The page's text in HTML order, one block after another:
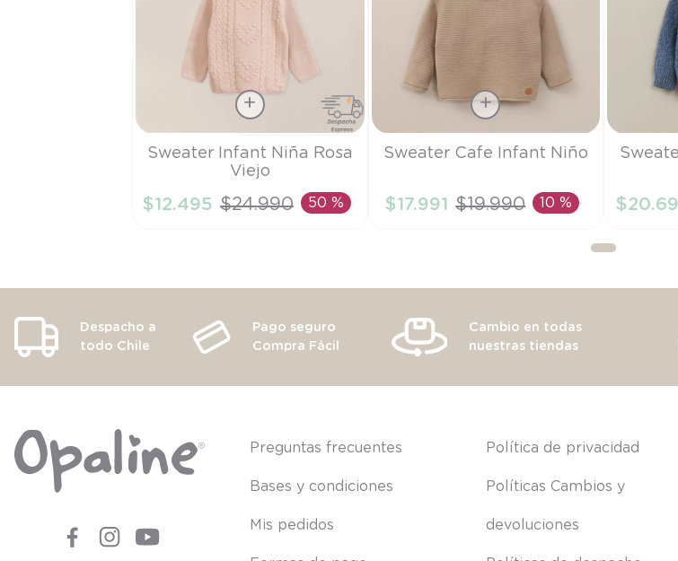
Talla
AÑADIR AL CARRITO
Sweater Infant Niña Rosa
Viejo
$12.495 $24.990 50 %
Talla
AÑADIR AL CARRITO
Sweater Cafe Infant Niño
$17.991 $19.990 10 %
Talla
$20.
Despacho a
todo Chile
Pago seguro
Compra Fácil
Cambio en todas
nuestras tiendas
Preguntas frecuentes
Bases y condiciones
Mis pedidos
Política de privacidad
Políticas Cambios y
devoluciones